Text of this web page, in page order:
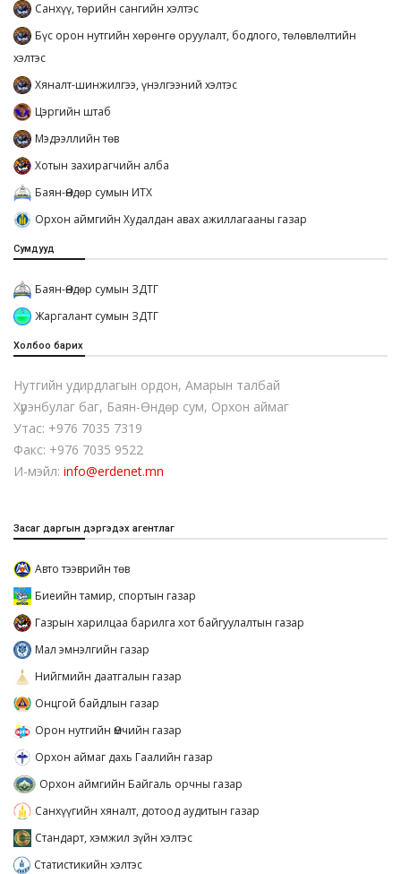
Санхүү, төрийн сангийн хэлтэс
Бүс орон нутгийн хөрөнгө оруулалт, бодлого, төлөвлөлтийн
хэлтэс
Хяналт-шинжилгээ, үнэлгээний хэлтэс
Цэргийн штаб
Мэдээллийн төв
Хотын захирагчийн алба
Баян-Өндөр сумын ИТХ
Орхон аймгийн Худалдан авах ажиллагааны газар
Сумдууд
Баян-Өндөр сумын ЗДТГ
Жаргалант сумын ЗДТГ
Холбоо барих
Нутгийн удирдлагын ордон, Амарын талбай
Хүрэнбулаг баг, Баян-Өндөр сум, Орхон аймаг
Утас: +976 7035 7319
Факс: +976 7035 9522
И-мэйл: info@erdenet.mn
Засаг даргын дэргэдэх агентлаг
Авто тээврийн төв
Биеийн тамир, спортын газар
Газрын харилцаа барилга хот байгуулалтын газар
Мал эмнэлгийн газар
Нийгмийн даатгалын газар
Онцгой байдлын газар
Орон нутгийн Өмчийн газар
Орхон аймаг дахь Гаалийн газар
Орхон аймгийн Байгаль орчны газар
Санхүүгийн хяналт, дотоод аудитын газар
Стандарт, хэмжил зүйн хэлтэс
Статистикийн хэлтэс